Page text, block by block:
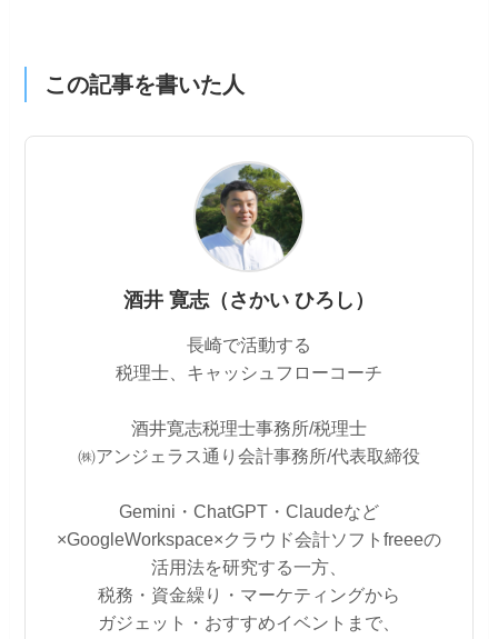
この記事を書いた人
酒井 寛志（さかい ひろし）
長崎で活動する
税理士、キャッシュフローコーチ
酒井寛志税理士事務所/税理士
㈱アンジェラス通り会計事務所/代表取締役
Gemini・ChatGPT・Claudeなど
×GoogleWorkspace×クラウド会計ソフトfreeeの
活用法を研究する一方、
税務・資金繰り・マーケティングから
ガジェット・おすすめイベントまで、